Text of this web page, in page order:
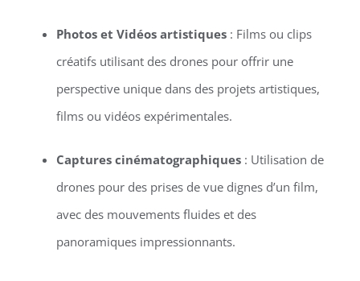
Photos et Vidéos artistiques: Films ou clips
créatifs utilisant des drones pour offrir une
perspective unique dans des projets artistiques,
films ou vidéos expérimentales.
Captures cinématographiques: Utilisation de
drones pour des prises de vue dignes d’un film,
avec des mouvements fluides et des
panoramiques impressionnants.